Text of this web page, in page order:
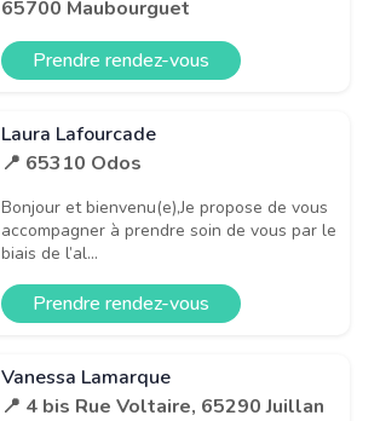
65700 Maubourguet
Prendre rendez-vous
Laura Lafourcade
📍 65310 Odos
Bonjour et bienvenu(e),Je propose de vous
accompagner à prendre soin de vous par le
biais de l’al...
Prendre rendez-vous
Vanessa Lamarque
📍 4 bis Rue Voltaire, 65290 Juillan